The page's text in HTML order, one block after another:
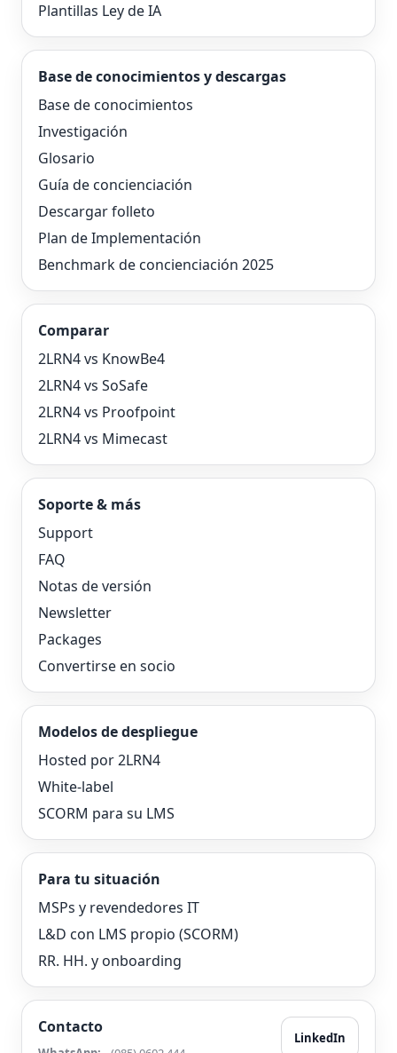
Plantillas Ley de IA
Base de conocimientos y descargas
Base de conocimientos
Investigación
Glosario
Guía de concienciación
Descargar folleto
Plan de Implementación
Benchmark de concienciación 2025
Comparar
2LRN4 vs KnowBe4
2LRN4 vs SoSafe
2LRN4 vs Proofpoint
2LRN4 vs Mimecast
Soporte & más
Support
FAQ
Notas de versión
Newsletter
Packages
Convertirse en socio
Modelos de despliegue
Hosted por 2LRN4
White-label
SCORM para su LMS
Para tu situación
MSPs y revendedores IT
L&D con LMS propio (SCORM)
RR. HH. y onboarding
Contacto
LinkedIn